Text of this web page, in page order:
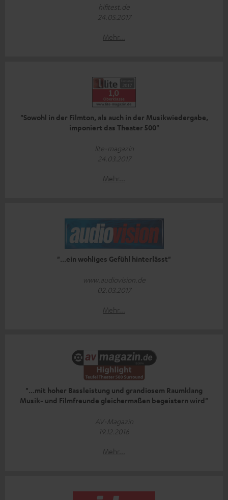
hifitest.de
24.05.2017
Mehr...
"Sowohl in der Filmton, als auch in der Musikwiedergabe,
imponiert das Theater 500"
lite-magazin
24.03.2017
Mehr...
"...ein wohliges Gefühl hinterlässt"
www.audiovision.de
02.03.2017
Mehr...
"...mit hoher Bassleistung und grandiosem Raumklang
Musik- und Filmfreunde gleichermaßen begeistern wird"
AV-Magazin
19.12.2016
Mehr...